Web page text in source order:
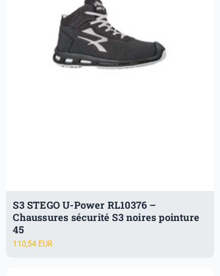
S3 STEGO U-Power RL10376 –
Chaussures sécurité S3 noires pointure
45
110,54 EUR